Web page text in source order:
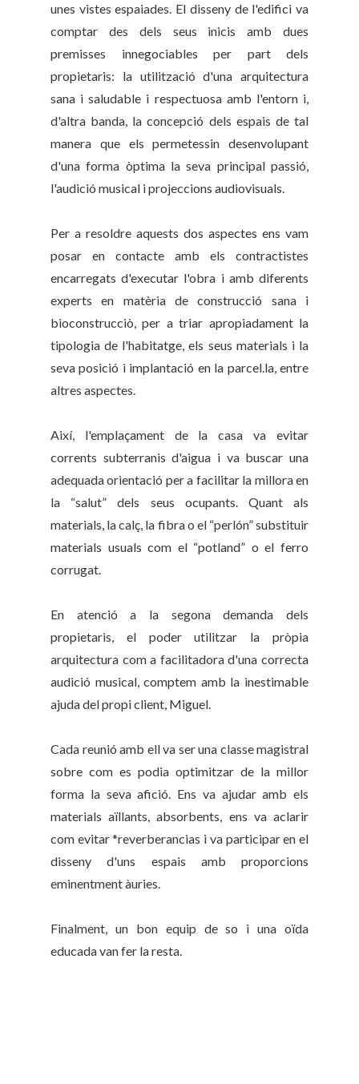
unes vistes espaiades. El disseny de l'edifici va
comptar des dels seus inicis amb dues
premisses innegociables per part dels
propietaris: la utilització d'una arquitectura
sana i saludable i respectuosa amb l'entorn i,
d'altra banda, la concepció dels espais de tal
manera que els permetessin desenvolupant
d'una forma òptima la seva principal passió,
l'audició musical i projeccions audiovisuals.
Per a resoldre aquests dos aspectes ens vam
posar en contacte amb els contractistes
encarregats d'executar l'obra i amb diferents
experts en matèria de construcció sana i
bioconstrucciò, per a triar apropiadament la
tipologia de l'habitatge, els seus materials i la
seva posició i implantació en la parcel.la, entre
altres aspectes.
Així, l'emplaçament de la casa va evitar
corrents subterranis d'aigua i va buscar una
adequada orientació per a facilitar la millora en
la “salut” dels seus ocupants. Quant als
materials, la calç, la fibra o el “perlón” substituir
materials usuals com el “potland” o el ferro
corrugat.
En atenció a la segona demanda dels
propietaris, el poder utilitzar la pròpia
arquitectura com a facilitadora d'una correcta
audició musical, comptem amb la inestimable
ajuda del propi client, Miguel.
Cada reunió amb ell va ser una classe magistral
sobre com es podia optimitzar de la millor
forma la seva afició. Ens va ajudar amb els
materials aïllants, absorbents, ens va aclarir
com evitar *reverberancias i va participar en el
disseny d'uns espais amb proporcions
eminentment àuries.
Finalment, un bon equip de so i una oïda
educada van fer la resta.